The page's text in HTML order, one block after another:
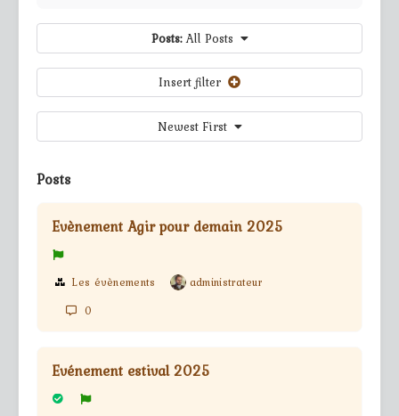
Posts: All Posts
Insert filter
Newest First
Posts
Evènement Agir pour demain 2025
Les évènements
administrateur
0
Evénement estival 2025